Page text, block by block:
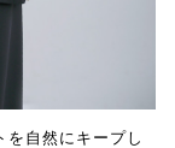
自然にキープし